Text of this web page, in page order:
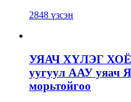
2848 үзсэн
УЯАЧ ХҮЛЭГ
уугуул ААУ уяач
морьтойгоо